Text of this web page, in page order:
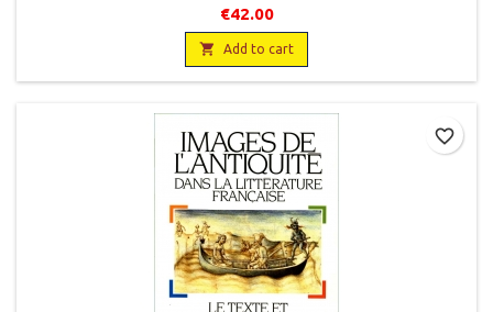
9782877724982
€42.00
 Add to cart
favorite_border